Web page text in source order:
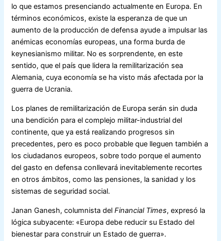
lo que estamos presenciando actualmente en Europa. En
términos económicos, existe la esperanza de que un
aumento de la producción de defensa ayude a impulsar las
anémicas economías europeas, una forma burda de
keynesianismo militar. No es sorprendente, en este
sentido, que el país que lidera la remilitarización sea
Alemania, cuya economía se ha visto más afectada por la
guerra de Ucrania.
Los planes de remilitarización de Europa serán sin duda
una bendición para el complejo militar-industrial del
continente, que ya está realizando progresos sin
precedentes, pero es poco probable que lleguen también a
los ciudadanos europeos, sobre todo porque el aumento
del gasto en defensa conllevará inevitablemente recortes
en otros ámbitos, como las pensiones, la sanidad y los
sistemas de seguridad social.
Janan Ganesh, columnista del Financial Times, expresó la
lógica subyacente: «Europa debe reducir su Estado del
bienestar para construir un Estado de guerra».